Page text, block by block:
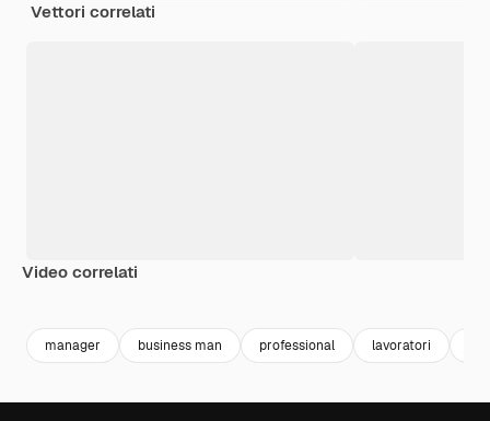
Vettori correlati
Video correlati
manager business man professional lavoratori